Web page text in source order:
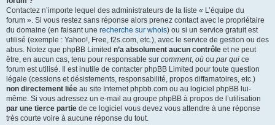
Contactez n’importe lequel des administrateurs de la liste « L’équipe du
forum ». Si vous restez sans réponse alors prenez contact avec le propriétaire
du domaine (en faisant une recherche sur whois) ou si un service gratuit est
utilisé (exemple : Yahoo!, Free, f2s.com, etc.), avec le service de gestion ou des
abus. Notez que phpBB Limited n’a absolument aucun contrôle et ne peut
être, en aucun cas, tenu pour responsable sur comment, où ou par qui ce
forum est utilisé. Il est inutile de contacter phpBB Limited pour toute question
légale (cessions et désistements, responsabilité, propos diffamatoires, etc.)
non directement liée au site Internet phpbb.com ou au logiciel phpBB lui-
même. Si vous adressez un e-mail au groupe phpBB à propos de l’utilisation
par une tierce partie de ce logiciel vous devez vous attendre à une réponse
très courte voire à aucune réponse du tout.